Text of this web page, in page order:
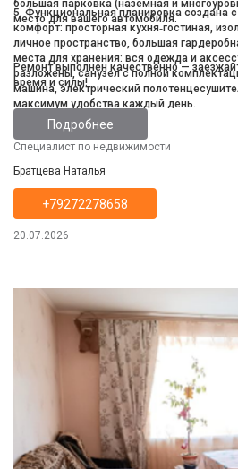
большая парковка (наземная и
место для вашего автомобиля.
5. Функциональная планировка создана
комфорт: просторная кухня‑гостиная,
личное пространство, большая
места для хранения: вся одежда и
разложены, санузел с полной
машина, электрический
максимум удобства каждый день.
Ремонт выполнен качественно —
время и силы!
Подробнее
Специалист по недвижимости
Братцева Наталья
+79272278658
20.07.2026